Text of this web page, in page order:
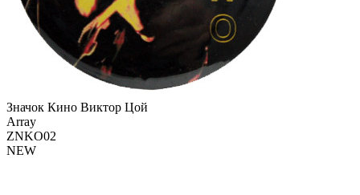
Значок Кино Виктор Цой
Array
ZNKO02
NEW